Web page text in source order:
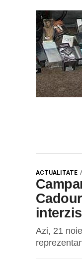
ACTUALITATE
Azi, 21